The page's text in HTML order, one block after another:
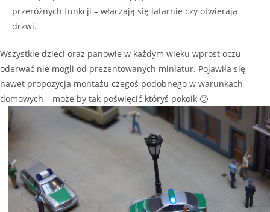
przeróżnych funkcji – włączają się latarnie czy otwierają
drzwi.
Wszystkie dzieci oraz panowie w każdym wieku wprost oczu
oderwać nie mogli od prezentowanych miniatur. Pojawiła się
nawet propozycja montażu czegoś podobnego w warunkach
domowych – może by tak poświęcić któryś pokoik 🙂